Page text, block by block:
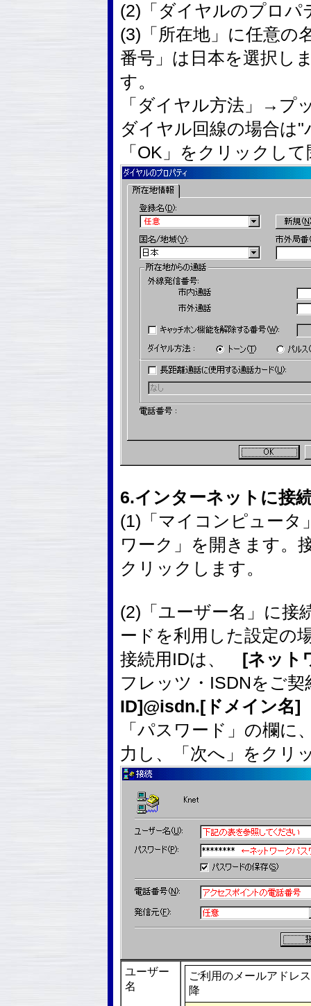
(2)「ダイヤルのプロパ
(3)「所在地」に任意の
番号」は日本を選択し
す。
「ダイヤル方法」→プ
ダイヤル回線の場合は
「OK」をクリックし
6.インターネットに接
(1)「マイコンピュー
ワーク」を開きます。
クリックします。
(2)「ユーザー名」に
ードを利用した設定の
接続用IDは、 [ネット
フレッツ・ISDNをご
ID]@isdn.[ドメイン名]
「パスワード」の欄
力し、「次へ」をクリ
ユーザー
名
ご利用のメールアドレ
降